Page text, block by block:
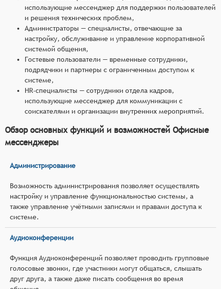
использующие мессенджер для поддержки пользователей
и решения технических проблем,
Администраторы — специалисты, отвечающие за
настройку, обслуживание и управление корпоративной
системой общения,
Гостевые пользователи — временные сотрудники,
подрядчики и партнеры с ограниченным доступом к
системе,
HR-специалисты — сотрудники отдела кадров,
использующие мессенджер для коммуникации с
соискателями и организации внутренних мероприятий.
Обзор основных функций и возможностей Офисные
мессенджеры
Администрирование
Возможность администрирования позволяет осуществлять
настройку и управление функциональностью системы, а
также управление учётными записями и правами доступа к
системе.
Аудиоконференции
Функция Аудиоконференций позволяет проводить групповые
голосовые звонки, где участники могут общаться, слышать
друг друга, а также даже писать сообщения во время